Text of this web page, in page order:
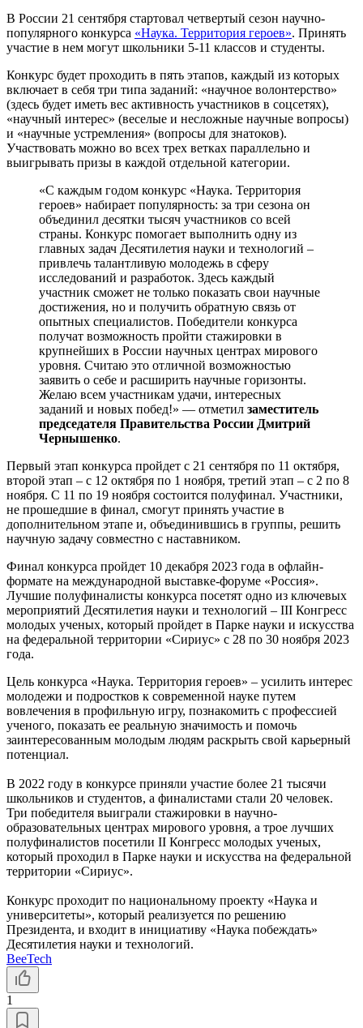
В России 21 сентября стартовал четвертый сезон научно-
популярного конкурса «Наука. Территория героев». Принять
участие в нем могут школьники 5-11 классов и студенты.
Конкурс будет проходить в пять этапов, каждый из которых
включает в себя три типа заданий: «научное волонтерство»
(здесь будет иметь вес активность участников в соцсетях),
«научный интерес» (веселые и несложные научные вопросы)
и «научные устремления» (вопросы для знатоков).
Участвовать можно во всех трех ветках параллельно и
выигрывать призы в каждой отдельной категории.
«С каждым годом конкурс «Наука. Территория
героев» набирает популярность: за три сезона он
объединил десятки тысяч участников со всей
страны. Конкурс помогает выполнить одну из
главных задач Десятилетия науки и технологий –
привлечь талантливую молодежь в сферу
исследований и разработок. Здесь каждый
участник сможет не только показать свои научные
достижения, но и получить обратную связь от
опытных специалистов. Победители конкурса
получат возможность пройти стажировки в
крупнейших в России научных центрах мирового
уровня. Считаю это отличной возможностью
заявить о себе и расширить научные горизонты.
Желаю всем участникам удачи, интересных
заданий и новых побед!» — отметил заместитель
председателя Правительства России Дмитрий
Чернышенко.
Первый этап конкурса пройдет с 21 сентября по 11 октября,
второй этап – с 12 октября по 1 ноября, третий этап – с 2 по 8
ноября. С 11 по 19 ноября состоится полуфинал. Участники,
не прошедшие в финал, смогут принять участие в
дополнительном этапе и, объединившись в группы, решить
научную задачу совместно с наставником.
Финал конкурса пройдет 10 декабря 2023 года в офлайн-
формате на международной выставке-форуме «Россия».
Лучшие полуфиналисты конкурса посетят одно из ключевых
мероприятий Десятилетия науки и технологий – III Конгресс
молодых ученых, который пройдет в Парке науки и искусства
на федеральной территории «Сириус» с 28 по 30 ноября 2023
года.
Цель конкурса «Наука. Территория героев» – усилить интерес
молодежи и подростков к современной науке путем
вовлечения в профильную игру, познакомить с профессией
ученого, показать ее реальную значимость и помочь
заинтересованным молодым людям раскрыть свой карьерный
потенциал.
В 2022 году в конкурсе приняли участие более 21 тысячи
школьников и студентов, а финалистами стали 20 человек.
Три победителя выиграли стажировки в научно-
образовательных центрах мирового уровня, а трое лучших
полуфиналистов посетили II Конгресс молодых ученых,
который проходил в Парке науки и искусства на федеральной
территории «Сириус».
Конкурс проходит по национальному проекту «Наука и
университеты», который реализуется по решению
Президента, и входит в инициативу «Наука побеждать»
Десятилетия науки и технологий.
BeeTech
1